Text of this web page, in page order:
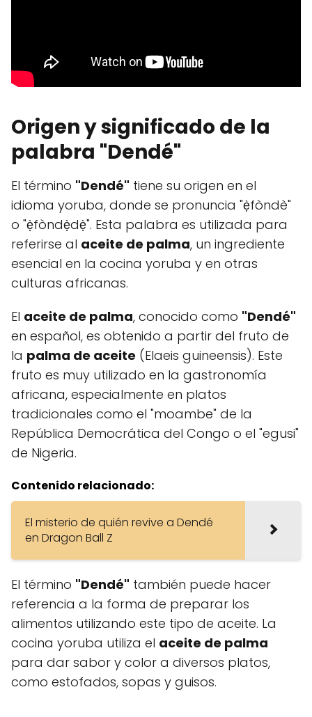
Origen y significado de la
palabra "Dendé"
El término "Dendé" tiene su origen en el
idioma yoruba, donde se pronuncia "ẹ̀fòndè"
o "ẹ̀fòndẹ̀dẹ̀". Esta palabra es utilizada para
referirse al aceite de palma, un ingrediente
esencial en la cocina yoruba y en otras
culturas africanas.
El aceite de palma, conocido como "Dendé"
en español, es obtenido a partir del fruto de
la palma de aceite (Elaeis guineensis). Este
fruto es muy utilizado en la gastronomía
africana, especialmente en platos
tradicionales como el "moambe" de la
República Democrática del Congo o el "egusi"
de Nigeria.
Contenido relacionado:
El misterio de quién revive a Dendé
en Dragon Ball Z
El término "Dendé" también puede hacer
referencia a la forma de preparar los
alimentos utilizando este tipo de aceite. La
cocina yoruba utiliza el aceite de palma
para dar sabor y color a diversos platos,
como estofados, sopas y guisos.